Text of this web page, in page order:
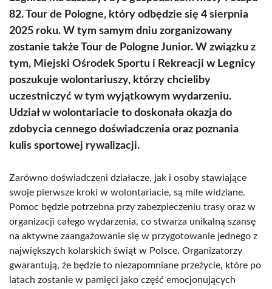
82. Tour de Pologne, który odbędzie się 4 sierpnia
2025 roku. W tym samym dniu zorganizowany
zostanie także Tour de Pologne Junior. W związku z
tym, Miejski Ośrodek Sportu i Rekreacji w Legnicy
poszukuje wolontariuszy, którzy chcieliby
uczestniczyć w tym wyjątkowym wydarzeniu.
Udział w wolontariacie to doskonała okazja do
zdobycia cennego doświadczenia oraz poznania
kulis sportowej rywalizacji.
Zarówno doświadczeni działacze, jak i osoby stawiające
swoje pierwsze kroki w wolontariacie, są mile widziane.
Pomoc będzie potrzebna przy zabezpieczeniu trasy oraz w
organizacji całego wydarzenia, co stwarza unikalną szansę
na aktywne zaangażowanie się w przygotowanie jednego z
największych kolarskich świąt w Polsce. Organizatorzy
gwarantują, że będzie to niezapomniane przeżycie, które po
latach zostanie w pamięci jako część emocjonujących